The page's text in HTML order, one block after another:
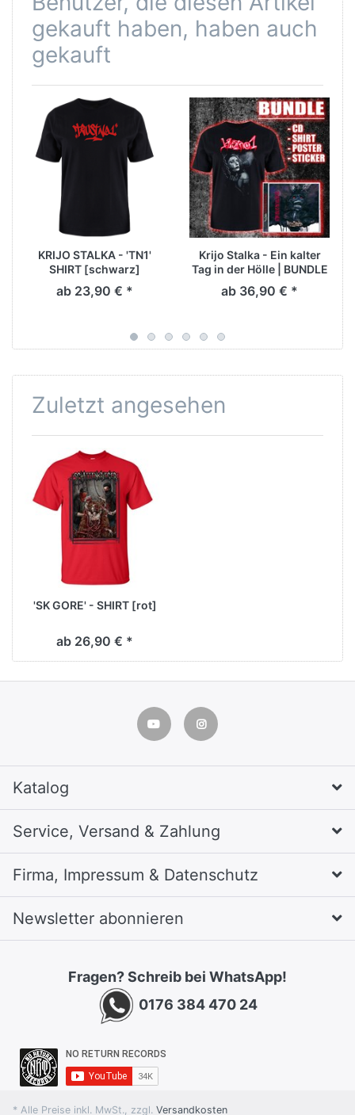
gekauft haben, haben auch
gekauft
KRIJO STALKA - 'TN1'
SHIRT [schwarz]
ab 23,90 € *
Krijo Stalka - Ein kalter
Tag in der Hölle | BUNDLE
ab 36,90 € *
Zuletzt angesehen
'SK GORE' - SHIRT [rot]
ab 26,90 € *
Katalog
Service, Versand & Zahlung
Firma, Impressum & Datenschutz
Newsletter abonnieren
Fragen? Schreib bei WhatsApp!
0176 384 470 24
* Alle Preise inkl. MwSt., zzgl. Versandkosten